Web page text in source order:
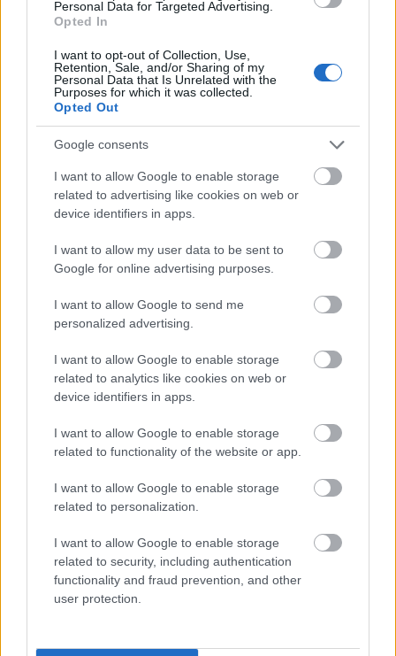
Personal Data for Targeted Advertising.
Opted In
I want to opt-out of Collection, Use,
Retention, Sale, and/or Sharing of my
Personal Data that Is Unrelated with the
Purposes for which it was collected.
Opted Out
Google consents
I want to allow Google to enable storage
related to advertising like cookies on web or
device identifiers in apps.
I want to allow my user data to be sent to
Google for online advertising purposes.
I want to allow Google to send me
personalized advertising.
I want to allow Google to enable storage
related to analytics like cookies on web or
device identifiers in apps.
I want to allow Google to enable storage
related to functionality of the website or app.
I want to allow Google to enable storage
related to personalization.
I want to allow Google to enable storage
related to security, including authentication
functionality and fraud prevention, and other
user protection.
@Songoman: mármint a levegőevést vagy a
Lacusru
15 éve
Már hűl egy dobozos verzió a hűtőben... kíváncsi
leszek rá! Az alkoholos változata nem volt rossz és túl
sok káros anyag sem volt benne.
Tényleg, ezt még nem is néztem meg, miből készült!
Ha jó a cucc, akkor nyert ügyük van vele nálam...
mivel az alkoholt nem csípem, viszont a sört nyári
nagy melegben igen. A citromos sör meg nem rossz
világevő
15 éve
@Lacusru: én is szeretem a másikat is, ebben meg
azt hiszem még kevésbé van bármi káros is.
majd át elvileg.
Lacusru
15 éve
Kicsit édes szerintem, de egyébként jóízű!